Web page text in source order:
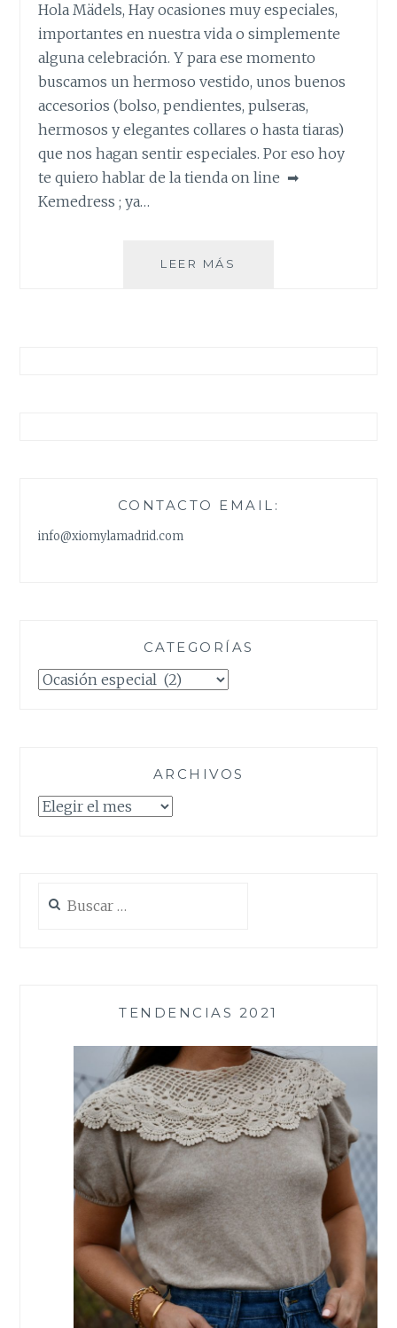
Hola Mädels, Hay ocasiones muy especiales,
importantes en nuestra vida o simplemente
alguna celebración. Y para ese momento
buscamos un hermoso vestido, unos buenos
accesorios (bolso, pendientes, pulseras,
hermosos y elegantes collares o hasta tiaras)
que nos hagan sentir especiales. Por eso hoy
te quiero hablar de la tienda on line ➡
Kemedress ; ya…
LEER MÁS
CONTACTO EMAIL:
info@xiomylamadrid.com
CATEGORÍAS
Categorías
ARCHIVOS
Archivos
TENDENCIAS 2021